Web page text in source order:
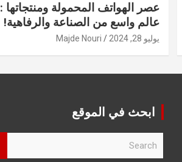
عصر الهواتف المحمولة ومنتجاتها :
عالم واسع من الصناعة والرفاهية!
يوليو 28, 2024 Majde Nouri
ابحث في الموقع